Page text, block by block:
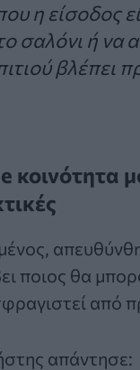
η είσοδος
σαλόνι ή να
βλέπει
κοινότητα
ποιος θα
από
απάντησε: